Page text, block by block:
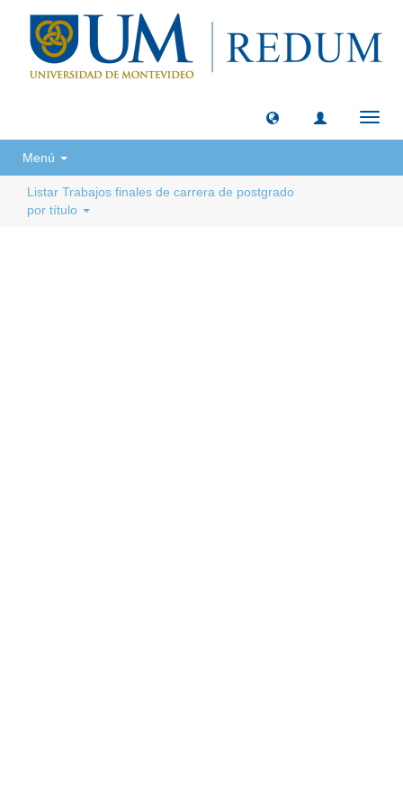
Menú
Listar Trabajos finales de carrera de postgrado
por título